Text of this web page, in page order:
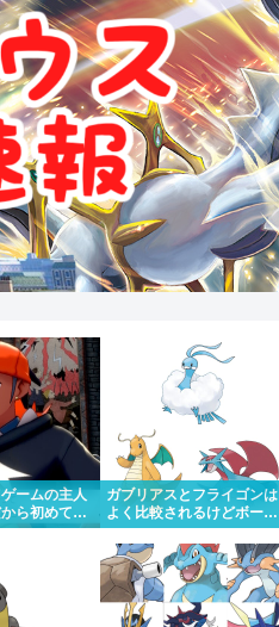
ームの主人
ら初めて出
リーグもさ
ガブリアスとフライゴンは
よく比較されるけどボーマ
ンダやカイリューとチルタ
リスってあんまり比較され
ないよね